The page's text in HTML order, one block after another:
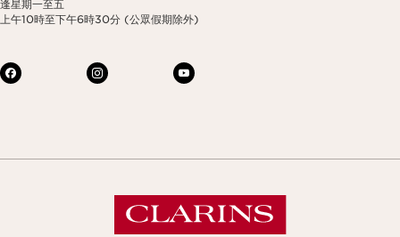
逢星期一至五
上午10時至下午6時30分 (公眾假期除外)